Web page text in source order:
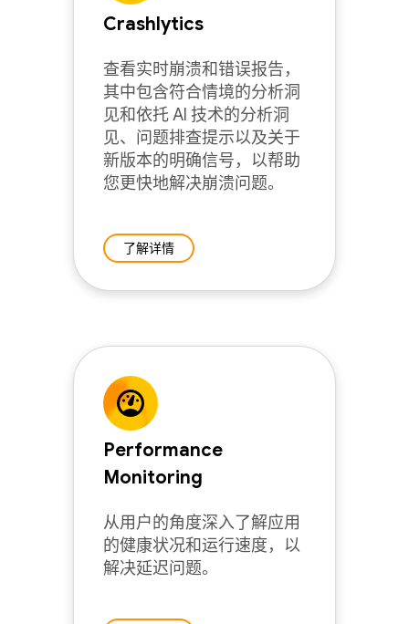
Crashlytics
查看实时崩溃和错误报告，
其中包含符合情境的分析洞
见和依托 AI 技术的分析洞
见、问题排查提示以及关于
新版本的明确信号，以帮助
您更快地解决崩溃问题。
了解详情
Performance
Monitoring
从用户的角度深入了解应用
的健康状况和运行速度，以
解决延迟问题。